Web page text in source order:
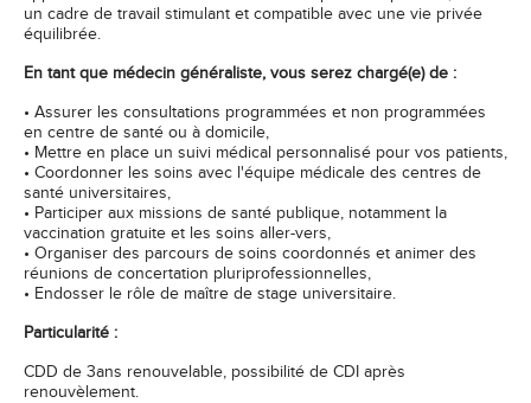
un cadre de travail stimulant et compatible avec une vie privée
équilibrée.
En tant que médecin généraliste, vous serez chargé(e) de :
• Assurer les consultations programmées et non programmées
en centre de santé ou à domicile,
• Mettre en place un suivi médical personnalisé pour vos patients,
• Coordonner les soins avec l'équipe médicale des centres de
santé universitaires,
• Participer aux missions de santé publique, notamment la
vaccination gratuite et les soins aller-vers,
• Organiser des parcours de soins coordonnés et animer des
réunions de concertation pluriprofessionnelles,
• Endosser le rôle de maître de stage universitaire.
Particularité :
CDD de 3ans renouvelable, possibilité de CDI après
renouvèlement.